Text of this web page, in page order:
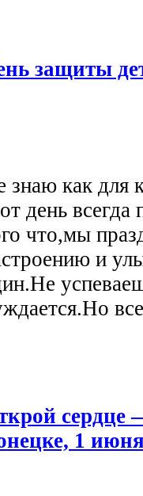
защиты
знаю как для
день
что,мы
и
сердце
1